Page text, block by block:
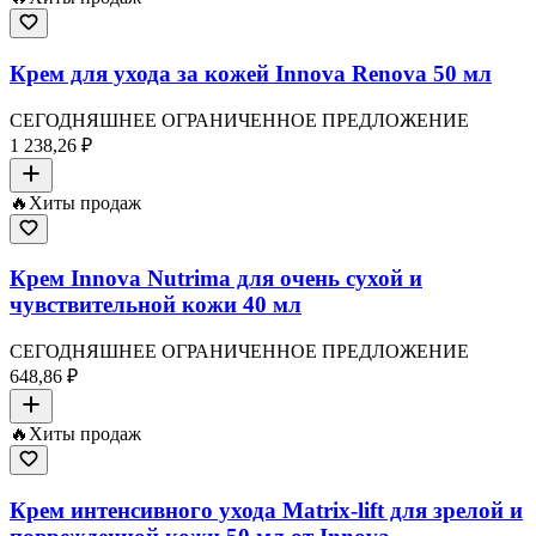
Крем для ухода за кожей Innova Renova 50 мл
СЕГОДНЯШНЕЕ ОГРАНИЧЕННОЕ ПРЕДЛОЖЕНИЕ
1 238,26 ₽
🔥 Хиты продаж
Крем Innova Nutrima для очень сухой и
чувствительной кожи 40 мл
СЕГОДНЯШНЕЕ ОГРАНИЧЕННОЕ ПРЕДЛОЖЕНИЕ
648,86 ₽
🔥 Хиты продаж
Крем интенсивного ухода Matrix-lift для зрелой и